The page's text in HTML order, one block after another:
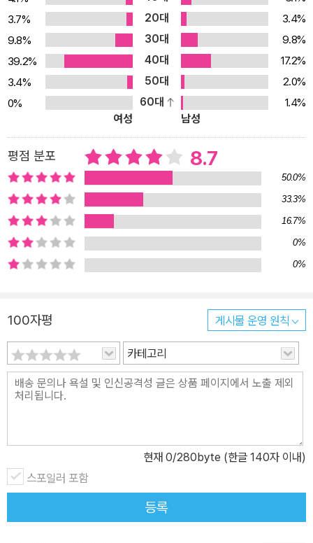
으로 기념비적인 과학 혁명의 해였던 2009년은 과학 독서계를 뜨겁
게 달구었고, 네이버 '오늘의 과학' 콘텐트들은 이 과학 문화 붐에 일
조하며 네티즌들의 관심을 모았다. 2009년 화제의 콘텐트로 평가받
았다. 이번에 출간된<오늘의 과학> 1권은 이 화제의 콘텐트로 1월부
터 3월까지 연재된 원고 중 엑기스를 모아 엮은 것이다. 4월부터 12
월까지 연재된 원고는 전4권으로 순차적으로 출간될 예정이다. 생명
과 인간 마음의 진화를 설명하는 다윈의 자연 선택 이론이나 세상 만
물의 근본 구조를 파헤치는 아인슈타인의 상대성 이론과 입자 물리학
의 표준 모형 같은 자연 과학의 거대 담론은 물론이고, -1×-1=1이 되
는 이유가 무엇인지에 대한 수학 원리의 소개, 조선 시대 미라에서 발
견된 기생충에서 읽는 우리 조상들의 일상생활 같은 소소하지만 흥미
진진한 소재까지 현대 과학의 이모저모는 물론이고, 과학 현장 연구
자들의 열정을 생생하게 읽을 수 있다. 한국 최고의 과학자들의 당신
의 과학 공포증을 해소한다! 고등학교 때부터 학생들을 이공계와 인
국인들은 과학 공포증을 평생 껴안고 살아간다. 하지만 이 책에서는
걱정할 필요가 없다. 권위와 명성 그리고 실력을 갖춘 과학자들과 과
학 필자들이 독자들을 과학의 장벽을 넘도록 이끈다. 수많은 과학 베
스트셀러로 과학 독서계에 노소를 가리지 않고 두꺼운 팬층을 거느리
고 있는 원로 생물학자 권오길 강원대학교 교수, 국가 과학자로 국내
같은 대학교의 김충섭 교수, 정치 칼럼에서 하드코어한 이론 물리학
에세이까지 다양한 매체에서 활약하고 있는 신예 이론 물리학자 이종
필 박사, 청소년은 물론 과학 교사들과 일반 독자들의 전폭적인 지지
를 받고 있는 하리하라 과학 카페의 스타 과학 저자 이은희, 괴짜 박사
3.7%
20대
3.4%
9.8%
30대
9.8%
39.2%
40대
17.2%
3.4%
50대
2.0%
0%
60대
1.4%
여성
남성
평점 분포 8.7
50.0%
33.3%
16.7%
0%
0%
100자평 게시물 운영 원칙
카테고리
현재 0/280byte (한글 140자 이내)
스포일러 포함
등록